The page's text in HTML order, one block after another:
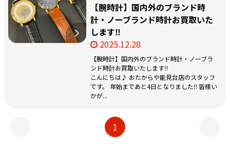
【腕時計】国内外のブランド時
計・ノーブランド時計お買取いた
します‼️
2025.12.28
【腕時計】国内外のブランド時計・ノーブラ
ンド時計お買取いたします‼️
こんにちは♪ おたからや能見台店のスタッフ
です。 年始まであと4日となりました‼️ 皆様い
かが...
1